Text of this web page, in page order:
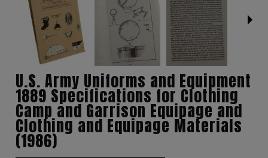
U.S. Army Uniforms and Equipment
1889 Specifications for Clothing
Camp and Garrison Equipage and
Clothing and Equipage Materials
(1986)